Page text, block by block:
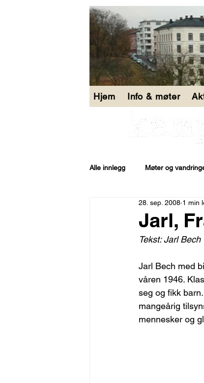
Hjem Info & møter
Alle innlegg Møter og
Åpen bakgård
Jarl,
28. sep. 2008 1 min
Tekst: Jarl Bech
Jarl Bech med
våren 1946.
seg og fikk
mangeårig
mennesker og